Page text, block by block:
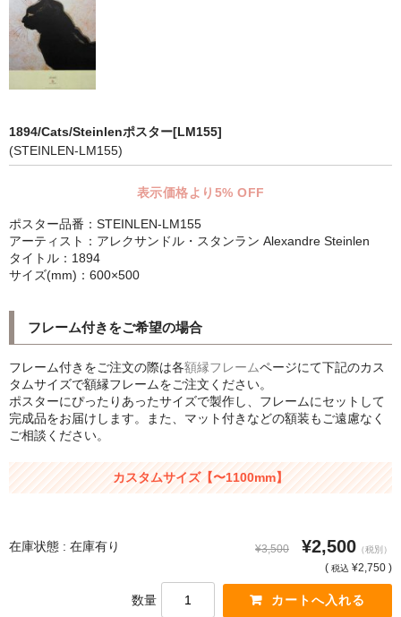
吊り金具＆ヒモセット
簡単スタンド
額縁用黄袋
シンプルLPフレームセット
CD紙ジャケフレーム
アートポスター
アートポスター一覧
Instagram紹介商品
エンゾ・マーリ【Enzo Mari】
ダネーゼ【DANESE MILANO】
アンディ・ウォーホル
1894/Cats/Steinlenポスター[LM155]
(STEINLEN-LM155)
表示価格より5% OFF
ポスター品番：STEINLEN-LM155
アーティスト：アレクサンドル・スタンラン Alexandre Steinlen
タイトル：1894
サイズ(mm)：600×500
フレーム付きをご希望の場合
フレーム付きをご注文の際は各額縁フレームページにて下記のカス
タムサイズで額縁フレームをご注文ください。
ポスターにぴったりあったサイズで製作し、フレームにセットして
完成品をお届けします。また、マット付きなどの額装もご遠慮なく
ご相談ください。
カスタムサイズ【〜1100mm】
在庫状態 : 在庫有り ¥3,500 ¥2,500 （税別）
( 税込 ¥2,750 )
数量